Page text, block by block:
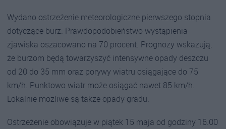
Wydano ostrzeżenie meteorologiczne pierwszego stopnia
dotyczące burz. Prawdopodobieństwo wystąpienia
zjawiska oszacowano na 70 procent. Prognozy wskazują,
że burzom będą towarzyszyć intensywne opady deszczu
od 20 do 35 mm oraz porywy wiatru osiągające do 75
km/h. Punktowo wiatr może osiągać nawet 85 km/h.
Lokalnie możliwe są także opady gradu.
Ostrzeżenie obowiązuje w piątek 15 maja od godziny 16.00